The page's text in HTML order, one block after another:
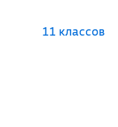
11 классов